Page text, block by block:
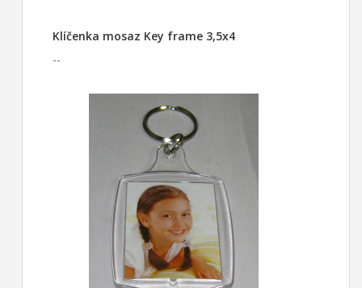
Klíčenka mosaz Key frame 3,5x4
--